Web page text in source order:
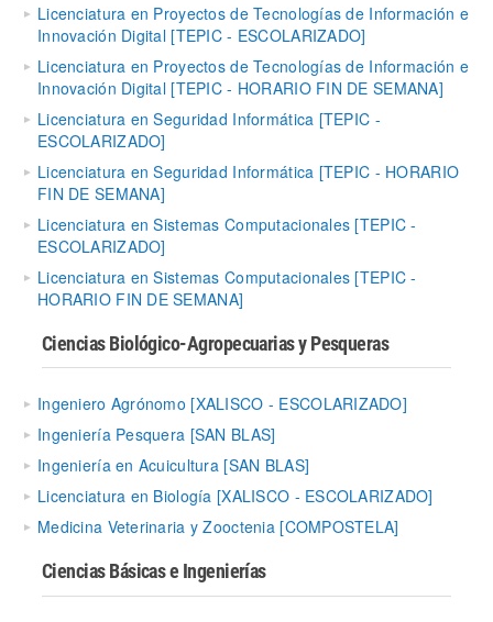
Licenciatura en Proyectos de Tecnologías de Información e
Innovación Digital [TEPIC - ESCOLARIZADO]
Licenciatura en Proyectos de Tecnologías de Información e
Innovación Digital [TEPIC - HORARIO FIN DE SEMANA]
Licenciatura en Seguridad Informática [TEPIC -
ESCOLARIZADO]
Licenciatura en Seguridad Informática [TEPIC - HORARIO
FIN DE SEMANA]
Licenciatura en Sistemas Computacionales [TEPIC -
ESCOLARIZADO]
Licenciatura en Sistemas Computacionales [TEPIC -
HORARIO FIN DE SEMANA]
Ciencias Biológico-Agropecuarias y Pesqueras
Ingeniero Agrónomo [XALISCO - ESCOLARIZADO]
Ingeniería Pesquera [SAN BLAS]
Ingeniería en Acuicultura [SAN BLAS]
Licenciatura en Biología [XALISCO - ESCOLARIZADO]
Medicina Veterinaria y Zooctenia [COMPOSTELA]
Ciencias Básicas e Ingenierías